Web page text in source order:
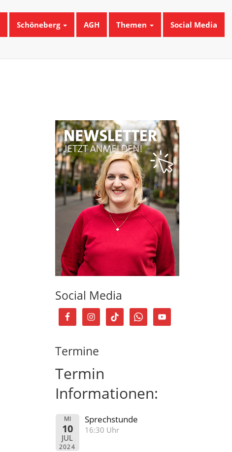
Schöneberg AGH Themen Social Media
Social Media
Termine
Termin
Informationen:
MI
10
JUL
2024
Sprechstunde
16:30 Uhr